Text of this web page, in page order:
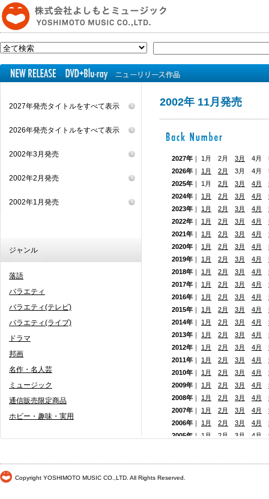
2027年発売タイトルをすべて表示
2026年発売タイトルをすべて表示
2002年3月発売
2002年2月発売
2002年1月発売
ジャンル
落語
バラエティ
バラエティ(テレビ)
バラエティ(ライブ)
ドラマ
邦画
名作・名人芸
ミュージック
通信販売限定商品
ホビー・趣味・実用
2002年 11月発売
2027年 ｜ 1月 2月 3月
4月
2026年 ｜ 1月 2月
3月 4月
2025年 ｜ 1月 2月 3月 4月
2024年 ｜ 1月 2月 3月 4月
2023年 ｜ 1月 2月 3月 4月
2022年 ｜ 1月 2月 3月 4月
2021年 ｜ 1月 2月 3月 4月
2020年 ｜ 1月 2月 3月 4月
2019年 ｜ 1月 2月 3月 4月
2018年 ｜ 1月 2月 3月 4月
2017年 ｜ 1月 2月 3月 4月
2016年 ｜ 1月 2月 3月 4月
2015年 ｜ 1月 2月 3月 4月
2014年 ｜ 1月 2月 3月 4月
2013年 ｜ 1月 2月 3月 4月
2012年 ｜ 1月 2月 3月 4月
2011年 ｜ 1月 2月 3月 4月
2010年 ｜ 1月 2月 3月 4月
2009年 ｜ 1月 2月 3月 4月
2008年 ｜ 1月 2月 3月 4月
2007年 ｜ 1月 2月 3月 4月
2006年 ｜ 1月 2月 3月 4月
2005年 ｜ 1月 2月 3月 4月
Copyright YOSHIMOTO MUSIC CO.,LTD. All Rights Reserved.